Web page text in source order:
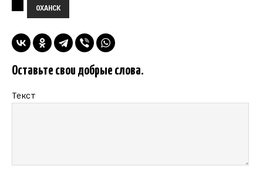
ОХАНСК
Оставьте свои добрые слова.
Текст